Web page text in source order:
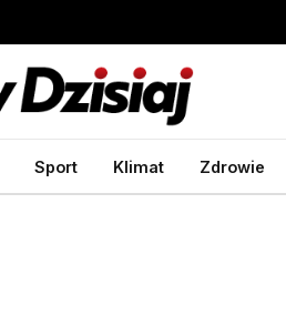
Sport Klimat Zdrowie